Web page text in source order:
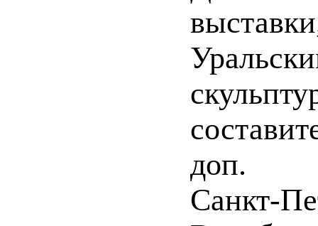
доп.
Санкт-